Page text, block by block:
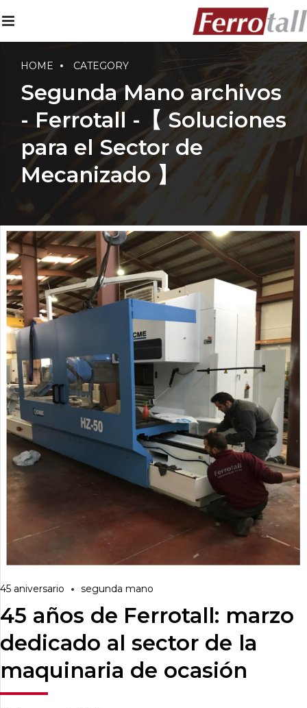
HOME CATEGORY
Segunda Mano archivos
- Ferrotall -【 Soluciones
para el Sector de
Mecanizado 】
45 aniversario segunda mano
45 años de Ferrotall: marzo
dedicado al sector de la
maquinaria de ocasión